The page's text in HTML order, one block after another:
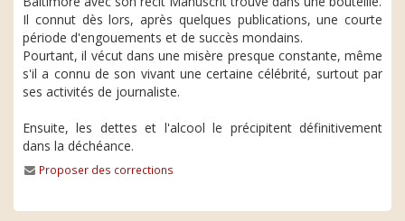
Il connut dès lors, après quelques publications, une courte
période d'engouements et de succès mondains.
Pourtant, il vécut dans une misère presque constante, même
s'il a connu de son vivant une certaine célébrité, surtout par
ses activités de journaliste.
Ensuite, les dettes et l'alcool le précipitent définitivement
dans la déchéance.
Proposer des corrections